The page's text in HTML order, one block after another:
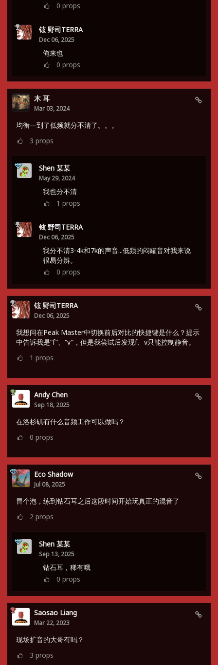
0 props
铉 野司TERRA
Dec 06, 2025
俺来也
0 props
木 耳
Mar 03, 2024
均衡一到了低频就分不清了。。。
3 props
Shen 某某
May 29, 2024
我也分不清
1 props
铉 野司TERRA
Dec 06, 2025
我分不清3-4k和7k的声音...低频的闷罐音对我来说
很易分辨。
0 props
铉 野司TERRA
Dec 06, 2025
我想问在Peak Master中切换前后对比的快捷键是什么？提示
中告诉我是“f”、“v”，但是我尝试后发现f、v只能控制静音。
1 props
Andy Chen
Sep 18, 2025
在洛杉矶有什么音频工作可以做吗？
0 props
Eco Shadow
Jul 08, 2025
冒个泡，练到钻石耳之后这段时间开始玩真正的混音了
2 props
Shen 某某
Sep 13, 2025
钻石耳，稀有哦
0 props
Saosao Liang
Mar 22, 2023
现场扩音的大哥有吗？
3 props